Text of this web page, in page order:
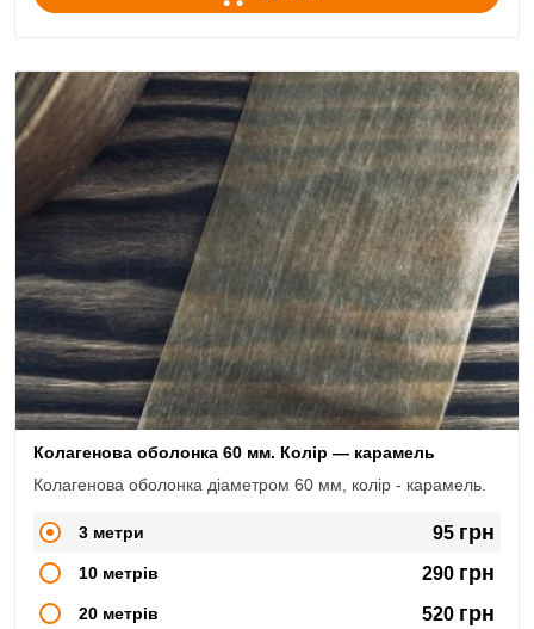
Колагенова оболонка 60 мм. Колір — карамель
Колагенова оболонка діаметром 60 мм, колір - карамель.
3 метри 95 грн
10 метрів 290 грн
20 метрів 520 грн